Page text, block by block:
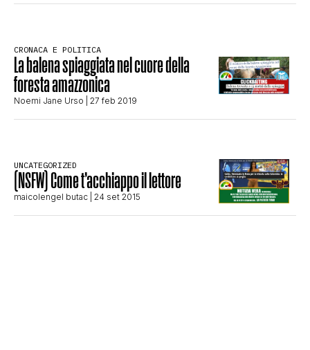
SALUTE E MEDICINA
STORIA E CITAZIONI
INTRATTENIMENTO
COMPLOTTI, LEGGENDE URBANE ED
EVERGREEN
CRONACA E POLITICA
La balena spiaggiata nel cuore della
foresta amazzonica
Noemi Jane Urso | 27 feb 2019
UNCATEGORIZED
(NSFW) Come t’acchiappo il lettore
maicolengel butac | 24 set 2015